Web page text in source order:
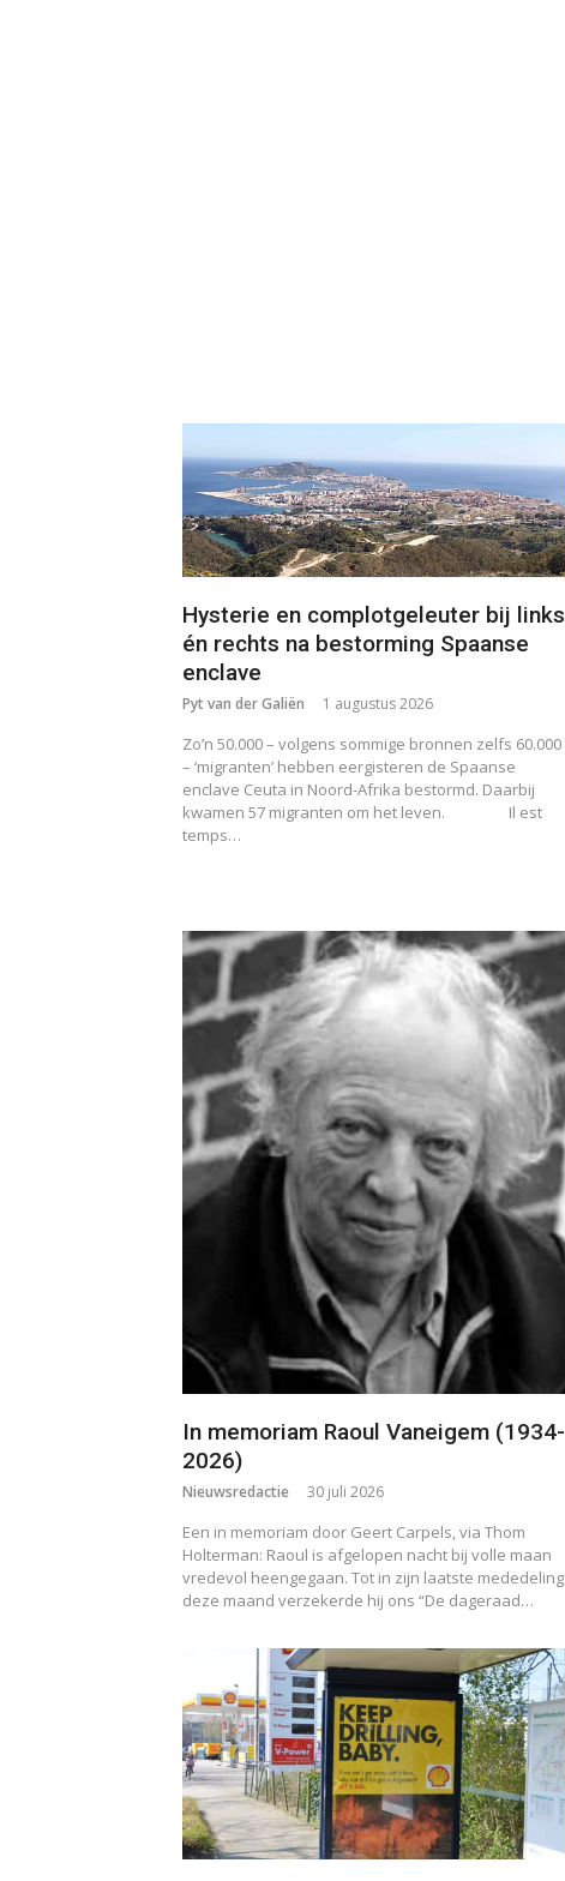
Hysterie en complotgeleuter bij links
én rechts na bestorming Spaanse
enclave
Pyt van der Galiën 1 augustus 2026
Zo’n 50.000 – volgens sommige bronnen zelfs 60.000
– ‘migranten’ hebben eergisteren de Spaanse
enclave Ceuta in Noord-Afrika bestormd. Daarbij
kwamen 57 migranten om het leven.
Il est
temps…
In memoriam Raoul Vaneigem (1934-
2026)
Nieuwsredactie 30 juli 2026
Een in memoriam door Geert Carpels, via Thom
Holterman: Raoul is afgelopen nacht bij volle maan
vredevol heengegaan. Tot in zijn laatste mededeling
deze maand verzekerde hij ons “De dageraad…